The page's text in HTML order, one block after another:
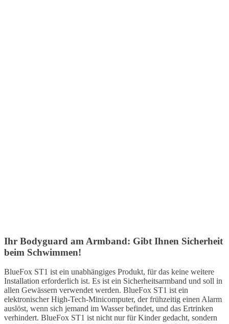
Ihr Bodyguard am Armband: Gibt Ihnen Sicherheit
beim Schwimmen!
BlueFox ST1 ist ein unabhängiges Produkt, für das keine weitere
Installation erforderlich ist. Es ist ein Sicherheitsarmband und soll in
allen Gewässern verwendet werden. BlueFox ST1 ist ein
elektronischer High-Tech-Minicomputer, der frühzeitig einen Alarm
auslöst, wenn sich jemand im Wasser befindet, und das Ertrinken
verhindert. BlueFox ST1 ist nicht nur für Kinder gedacht, sondern